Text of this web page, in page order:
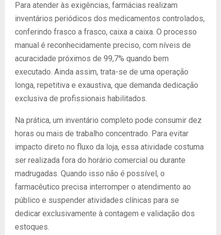
Para atender às exigências, farmácias realizam
inventários periódicos dos medicamentos controlados,
conferindo frasco a frasco, caixa a caixa. O processo
manual é reconhecidamente preciso, com níveis de
acuracidade próximos de 99,7% quando bem
executado. Ainda assim, trata-se de uma operação
longa, repetitiva e exaustiva, que demanda dedicação
exclusiva de profissionais habilitados.
Na prática, um inventário completo pode consumir dez
horas ou mais de trabalho concentrado. Para evitar
impacto direto no fluxo da loja, essa atividade costuma
ser realizada fora do horário comercial ou durante
madrugadas. Quando isso não é possível, o
farmacêutico precisa interromper o atendimento ao
público e suspender atividades clínicas para se
dedicar exclusivamente à contagem e validação dos
estoques.